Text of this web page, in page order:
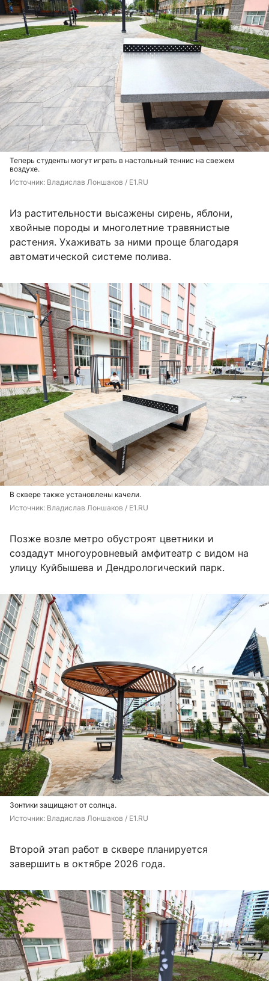
Теперь студенты могут играть в настольный теннис на свежем
воздухе.
Источник: Владислав Лоншаков / E1.RU
Из растительности высажены сирень, яблони,
хвойные породы и многолетние травянистые
растения. Ухаживать за ними проще благодаря
автоматической системе полива.
В сквере также установлены качели.
Источник: Владислав Лоншаков / E1.RU
Позже возле метро обустроят цветники и
создадут многоуровневый амфитеатр с видом на
улицу Куйбышева и Дендрологический парк.
Зонтики защищают от солнца.
Источник: Владислав Лоншаков / E1.RU
Второй этап работ в сквере планируется
завершить в октябре 2026 года.